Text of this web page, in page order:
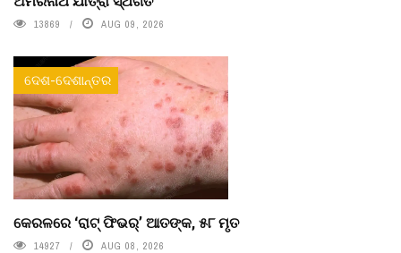
13869 AUG 09, 2026
ଦେଶ-ଦେଶାନ୍ତର
କେରଳରେ ‘ରାଟ୍ ଫିଭର୍’ ଆତଙ୍କ, ୫୮ ମୃତ
14927 AUG 08, 2026